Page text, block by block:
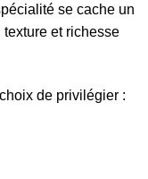
se cache un
et richesse
de privilégier :